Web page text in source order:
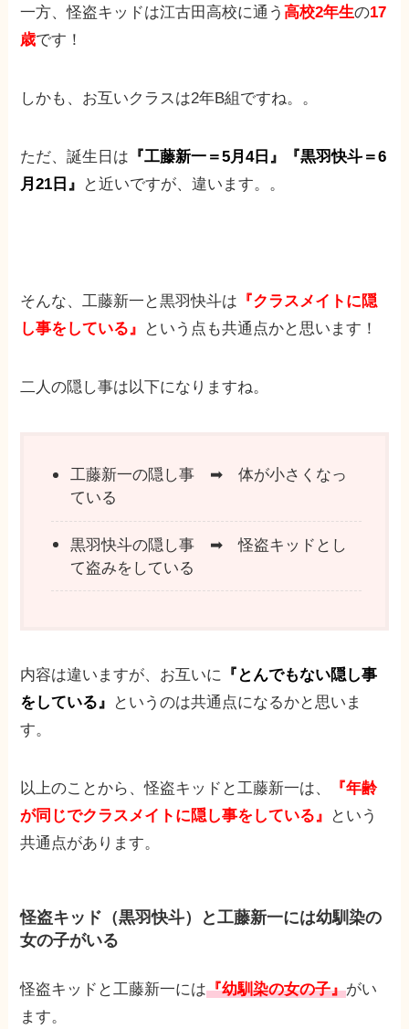
一方、怪盗キッドは江古田高校に通う高校2年生の17
歳です！
しかも、お互いクラスは2年B組ですね。。
ただ、誕生日は 『工藤新一＝5月4日』『黒羽快斗＝6
月21日』
と近いですが、違います。。
そんな、工藤新一と黒羽快斗は 『クラスメイトに隠
し事をしている』
という点も共通点かと思います！
二人の隠し事は以下になりますね。
工藤新一の隠し事 ➡︎ 体が小さくなっ
ている
黒羽快斗の隠し事 ➡︎ 怪盗キッドとし
て盗みをしている
内容は違いますが、お互いに 『とんでもない隠し事
をしている』
というのは共通点になるかと思いま
す。
以上のことから、怪盗キッドと工藤新一は、
『年齢
が同じでクラスメイトに隠し事をしている』
という
共通点があります。
怪盗キッド（黒羽快斗）と工藤新一には幼馴染の
女の子がいる
怪盗キッドと工藤新一には『幼馴染の女の子』がい
ます。